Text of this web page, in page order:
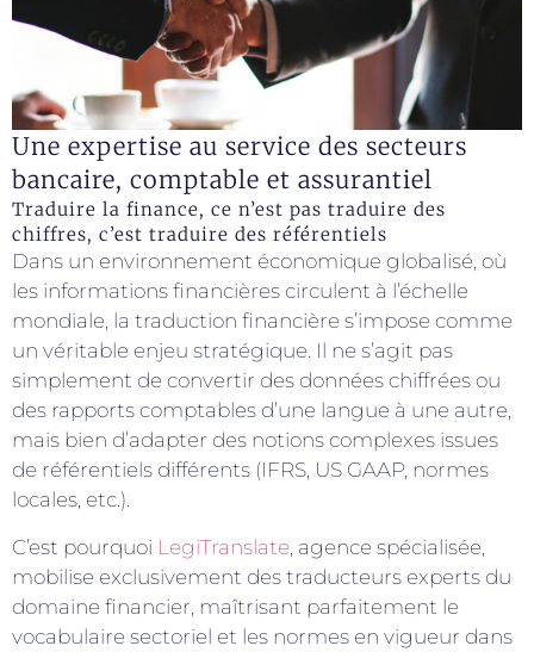
Une expertise au service des secteurs
bancaire, comptable et assurantiel
Traduire la finance, ce n’est pas traduire des
chiffres, c’est traduire des référentiels
Dans un environnement économique globalisé, où
les informations financières circulent à l’échelle
mondiale, la traduction financière s’impose comme
un véritable enjeu stratégique. Il ne s’agit pas
simplement de convertir des données chiffrées ou
des rapports comptables d’une langue à une autre,
mais bien d’adapter des notions complexes issues
de référentiels différents (IFRS, US GAAP, normes
locales, etc.).
C’est pourquoi LegiTranslate , agence spécialisée,
mobilise exclusivement des traducteurs experts du
domaine financier, maîtrisant parfaitement le
vocabulaire sectoriel et les normes en vigueur dans